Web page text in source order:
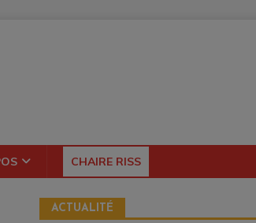
CHAIRE RISS
ACTUALITÉ